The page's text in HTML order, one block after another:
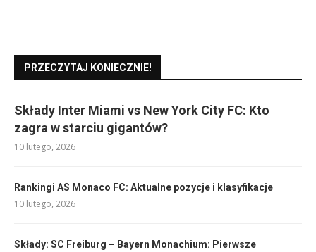
PRZECZYTAJ KONIECZNIE!
Składy Inter Miami vs New York City FC: Kto
zagra w starciu gigantów?
10 lutego, 2026
Rankingi AS Monaco FC: Aktualne pozycje i klasyfikacje
10 lutego, 2026
Składy: SC Freiburg – Bayern Monachium: Pierwsze